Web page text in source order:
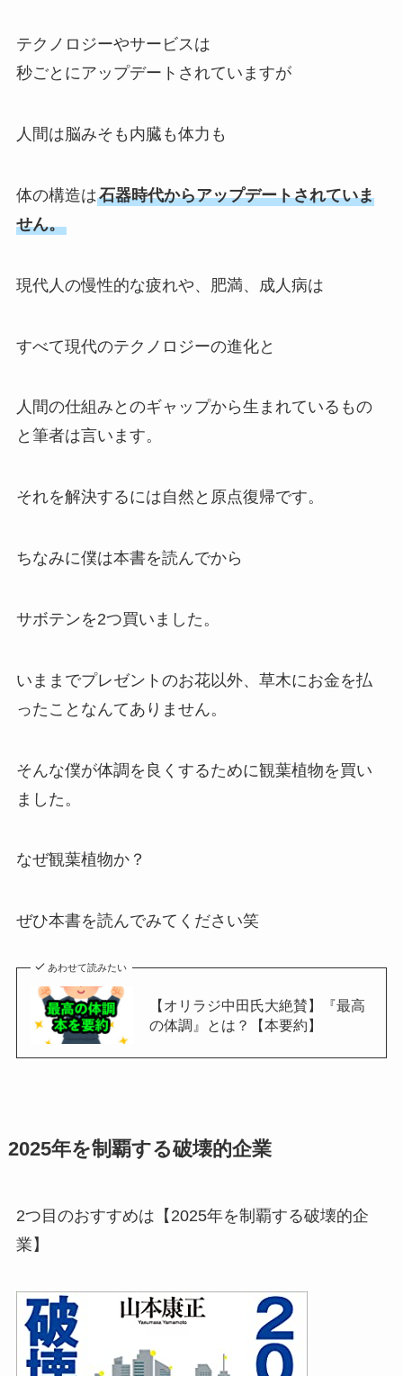
テクノロジーやサービスは
秒ごとにアップデートされていますが
人間は脳みそも内臓も体力も
体の構造は石器時代からアップデートされていま
せん。
現代人の慢性的な疲れや、肥満、成人病は
すべて現代のテクノロジーの進化と
人間の仕組みとのギャップから生まれているもの
と筆者は言います。
それを解決するには自然と原点復帰です。
ちなみに僕は本書を読んでから
サボテンを2つ買いました。
いままでプレゼントのお花以外、草木にお金を払
ったことなんてありません。
そんな僕が体調を良くするために観葉植物を買い
ました。
なぜ観葉植物か？
ぜひ本書を読んでみてください笑
あわせて読みたい
【オリラジ中田氏大絶賛】『最高
の体調』とは？【本要約】
2025年を制覇する破壊的企業
2つ目のおすすめは【 2025年を制覇する破壊的企
業】